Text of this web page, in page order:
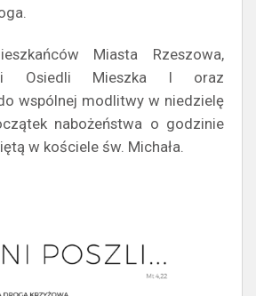
Miasta Rzeszowa,
Osiedli Mieszka I oraz
wspólnej modlitwy w niedzielę
nabożeństwa o godzinie
w kościele św. Michała.